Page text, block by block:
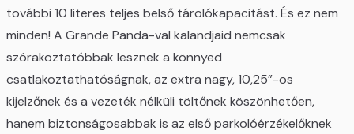
további 10 literes teljes belső tárolókapacitást. És ez nem
minden! A Grande Panda-val kalandjaid nemcsak
szórakoztatóbbak lesznek a könnyed
csatlakoztathatóságnak, az extra nagy, 10,25”-os
kijelzőnek és a vezeték nélküli töltőnek köszönhetően,
hanem biztonságosabbak is az első parkolóérzékelőknek